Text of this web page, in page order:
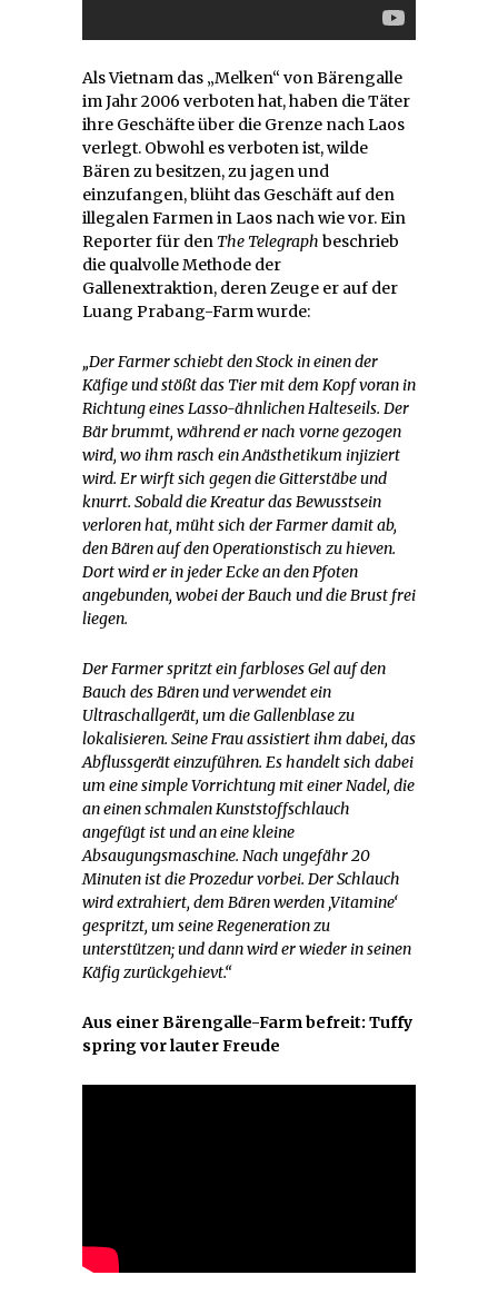
Als Vietnam das „Melken“ von Bärengalle
im Jahr 2006 verboten hat, haben die Täter
ihre Geschäfte über die Grenze nach Laos
verlegt. Obwohl es verboten ist, wilde
Bären zu besitzen, zu jagen und
einzufangen, blüht das Geschäft auf den
illegalen Farmen in Laos nach wie vor. Ein
Reporter für den The Telegraph beschrieb
die qualvolle Methode der
Gallenextraktion, deren Zeuge er auf der
Luang Prabang-Farm wurde:
„Der Farmer schiebt den Stock in einen der
Käfige und stößt das Tier mit dem Kopf voran in
Richtung eines Lasso-ähnlichen Halteseils. Der
Bär brummt, während er nach vorne gezogen
wird, wo ihm rasch ein Anästhetikum injiziert
wird. Er wirft sich gegen die Gitterstäbe und
knurrt. Sobald die Kreatur das Bewusstsein
verloren hat, müht sich der Farmer damit ab,
den Bären auf den Operationstisch zu hieven.
Dort wird er in jeder Ecke an den Pfoten
angebunden, wobei der Bauch und die Brust frei
liegen.
Der Farmer spritzt ein farbloses Gel auf den
Bauch des Bären und verwendet ein
Ultraschallgerät, um die Gallenblase zu
lokalisieren. Seine Frau assistiert ihm dabei, das
Abflussgerät einzuführen. Es handelt sich dabei
um eine simple Vorrichtung mit einer Nadel, die
an einen schmalen Kunststoffschlauch
angefügt ist und an eine kleine
Absaugungsmaschine. Nach ungefähr 20
Minuten ist die Prozedur vorbei. Der Schlauch
wird extrahiert, dem Bären werden ‚Vitamine‘
gespritzt, um seine Regeneration zu
unterstützen; und dann wird er wieder in seinen
Käfig zurückgehievt.“
Aus einer Bärengalle-Farm befreit: Tuffy
spring vor lauter Freude